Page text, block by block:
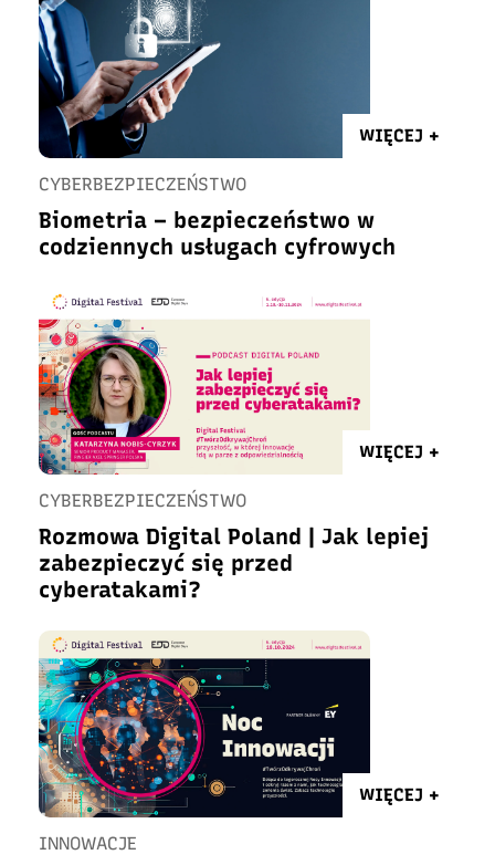
WIĘCEJ +
CYBERBEZPIECZEŃSTWO
Biometria – bezpieczeństwo w
codziennych usługach cyfrowych
WIĘCEJ +
CYBERBEZPIECZEŃSTWO
Rozmowa Digital Poland | Jak lepiej
zabezpieczyć się przed
cyberatakami?
WIĘCEJ +
INNOWACJE